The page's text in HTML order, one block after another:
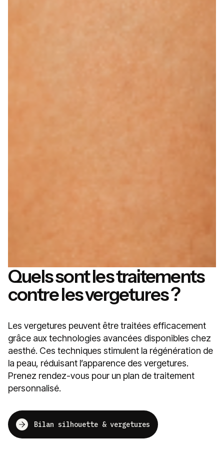
Quels sont les traitements
contre les vergetures ?
Les vergetures peuvent être traitées efficacement
grâce aux technologies avancées disponibles chez
aesthé. Ces techniques stimulent la régénération de
la peau, réduisant l’apparence des vergetures.
Prenez rendez-vous pour un plan de traitement
personnalisé.
Bilan silhouette & vergetures